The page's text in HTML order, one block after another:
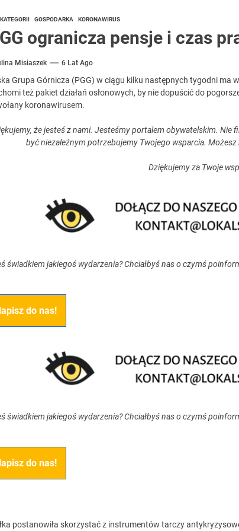
GOSPODARKA KORONAWIRUS
ogranicza pensje i czas
Misiaszek 6 Lat Ago
Grupa Górnicza (PGG) w ciągu kilku następnych tygodni ma
też pakiet działań osłonowych, by nie dopuścić do
koronawirusem.
że jesteś z nami. Jesteśmy portalem obywatelskim. Nie
być niezależnym potrzebujemy Twojego wsparcia.
Dziękujemy za Twoje
świadkiem jakiegoś wydarzenia? Chciałbyś nas o czymś
do nas!
świadkiem jakiegoś wydarzenia? Chciałbyś nas o czymś
do nas!
postanowiła skorzystać z instrumentów tarczy